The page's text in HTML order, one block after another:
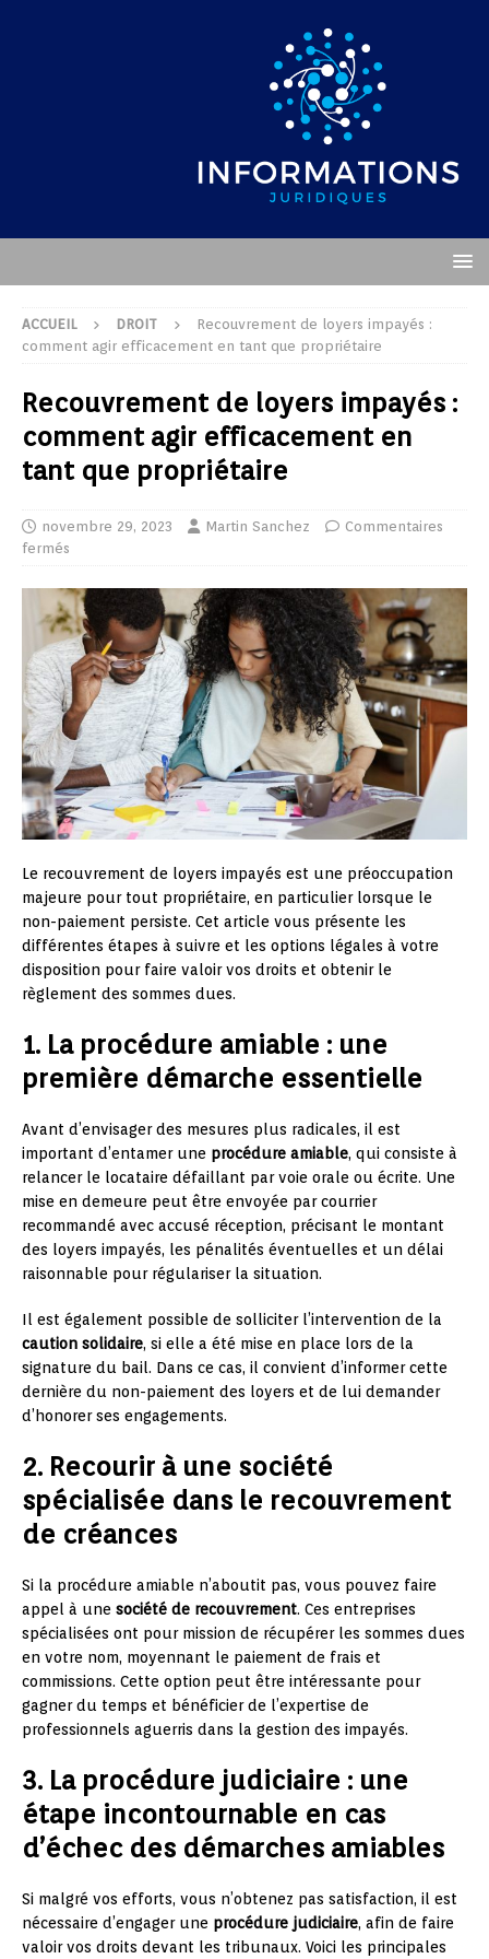
ACCUEIL DROIT
Recouvrement de loyers impayés :
comment agir efficacement en tant que propriétaire
Recouvrement de loyers impayés :
comment agir efficacement en
tant que propriétaire
novembre 29, 2023 Martin Sanchez
Commentaires
fermés
Le recouvrement de loyers impayés est une préoccupation
majeure pour tout propriétaire, en particulier lorsque le
non-paiement persiste. Cet article vous présente les
différentes étapes à suivre et les options légales à votre
disposition pour faire valoir vos droits et obtenir le
règlement des sommes dues.
1. La procédure amiable : une
première démarche essentielle
Avant d’envisager des mesures plus radicales, il est
important d’entamer une procédure amiable, qui consiste à
relancer le locataire défaillant par voie orale ou écrite. Une
mise en demeure peut être envoyée par courrier
recommandé avec accusé réception, précisant le montant
des loyers impayés, les pénalités éventuelles et un délai
raisonnable pour régulariser la situation.
Il est également possible de solliciter l’intervention de la
caution solidaire, si elle a été mise en place lors de la
signature du bail. Dans ce cas, il convient d’informer cette
dernière du non-paiement des loyers et de lui demander
d’honorer ses engagements.
2. Recourir à une société
spécialisée dans le recouvrement
de créances
Si la procédure amiable n’aboutit pas, vous pouvez faire
appel à une société de recouvrement. Ces entreprises
spécialisées ont pour mission de récupérer les sommes dues
en votre nom, moyennant le paiement de frais et
commissions. Cette option peut être intéressante pour
gagner du temps et bénéficier de l’expertise de
professionnels aguerris dans la gestion des impayés.
3. La procédure judiciaire : une
étape incontournable en cas
d’échec des démarches amiables
Si malgré vos efforts, vous n’obtenez pas satisfaction, il est
nécessaire d’engager une procédure judiciaire, afin de faire
valoir vos droits devant les tribunaux. Voici les principales